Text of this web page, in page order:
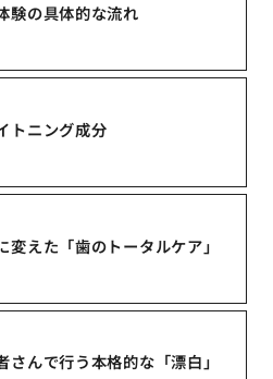
験の具体的な流れ
トニング成分
変えた「歯のトータルケア」
んで行う本格的な「漂白」